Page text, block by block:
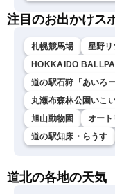
注目のお出かけス
札幌競馬場
星野
HOKKAIDO
道の駅石狩「あいろ
丸瀬布森林公園いこ
旭山動物園
オー
道の駅知床・らうす
道北の各地の天気